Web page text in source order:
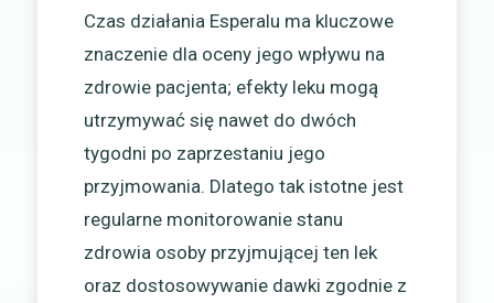
Czas działania Esperalu ma kluczowe
znaczenie dla oceny jego wpływu na
zdrowie pacjenta; efekty leku mogą
utrzymywać się nawet do dwóch
tygodni po zaprzestaniu jego
przyjmowania. Dlatego tak istotne jest
regularne monitorowanie stanu
zdrowia osoby przyjmującej ten lek
oraz dostosowywanie dawki zgodnie z